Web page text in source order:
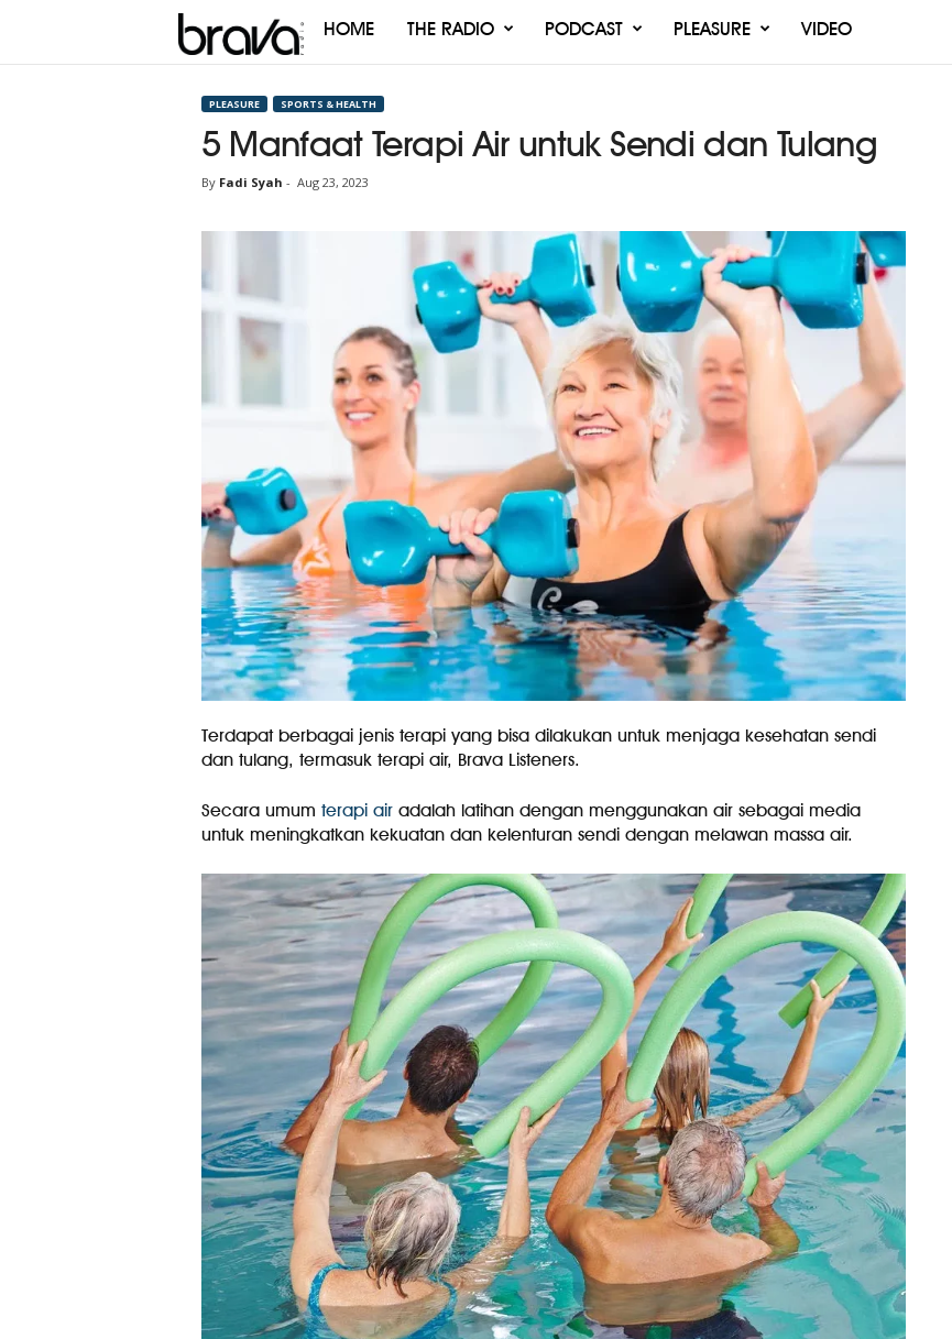
Brava
HOME THE RADIO PODCAST PLEASURE VIDEO
PLEASURE SPORTS & HEALTH
5 Manfaat Terapi Air untuk Sendi dan Tulang
By Fadi Syah - Aug 23, 2023
Terdapat berbagai jenis terapi yang bisa dilakukan untuk menjaga kesehatan sendi
dan tulang, termasuk terapi air, Brava Listeners.
Secara umum terapi airadalah latihan dengan menggunakan air sebagai media
untuk meningkatkan kekuatan dan kelenturan sendi dengan melawan massa air.